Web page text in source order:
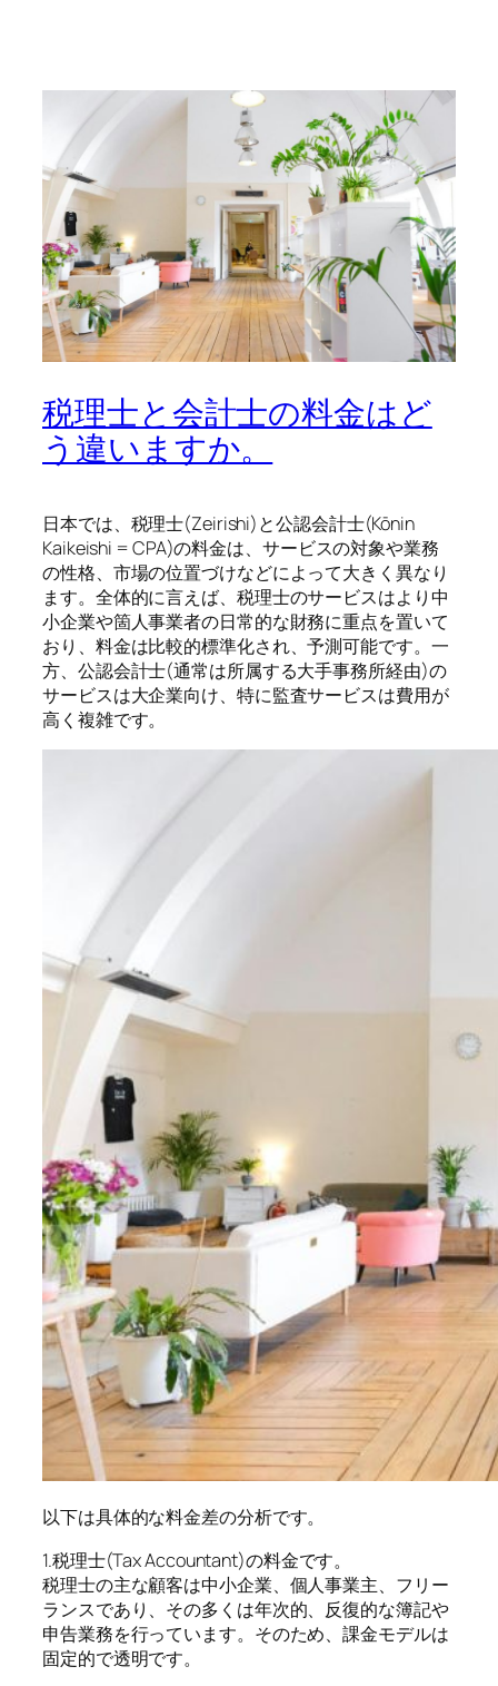
税理士と会計士の料金はど
う違いますか。
日本では、税理士(Zeirishi)と公認会計士(Kōnin
Kaikeishi = CPA)の料金は、サービスの対象や業務
の性格、市場の位置づけなどによって大きく異なり
ます。全体的に言えば、税理士のサービスはより中
小企業や箇人事業者の日常的な財務に重点を置いて
おり、料金は比較的標準化され、予測可能です。一
方、公認会計士(通常は所属する大手事務所経由)の
サービスは大企業向け、特に監査サービスは費用が
高く複雑です。
以下は具体的な料金差の分析です。
1.税理士(Tax Accountant)の料金です。
税理士の主な顧客は中小企業、個人事業主、フリー
ランスであり、その多くは年次的、反復的な簿記や
申告業務を行っています。そのため、課金モデルは
固定的で透明です。